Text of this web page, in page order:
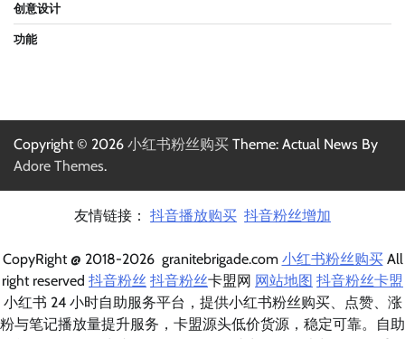
创意设计
功能
Copyright © 2026 小红书粉丝购买 Theme: Actual News By
Adore Themes.
友情链接： 抖音播放购买 抖音粉丝增加
CopyRight @ 2018-2026 granitebrigade.com 小红书粉丝购买All
right reserved 抖音粉丝 抖音粉丝卡盟网 网站地图 抖音粉丝卡盟
小红书 24 小时自助服务平台，提供小红书粉丝购买、点赞、涨
粉与笔记播放量提升服务，卡盟源头低价货源，稳定可靠。自助